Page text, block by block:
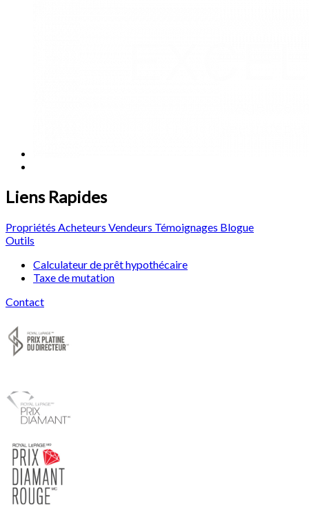
Liens Rapides
Propriétés Acheteurs Vendeurs Témoignages Blogue
Outils
Calculateur de prêt hypothécaire
Taxe de mutation
Contact